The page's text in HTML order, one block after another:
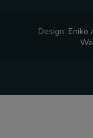
Design: Eniko